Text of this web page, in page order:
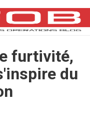
furtivité,
du